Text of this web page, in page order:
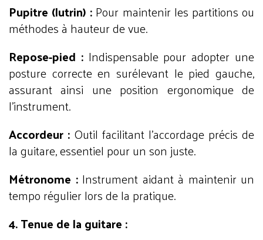
Pupitre (lutrin) :Pour maintenir les partitions ou
méthodes à hauteur de vue.
Repose-pied :Indispensable pour adopter une
posture correcte en surélevant le pied gauche,
assurant ainsi une position ergonomique de
l'instrument.
Accordeur : Outil facilitant l'accordage précis de
la guitare, essentiel pour un son juste.
Métronome :Instrument aidant à maintenir un
tempo régulier lors de la pratique.
4. Tenue de la guitare :